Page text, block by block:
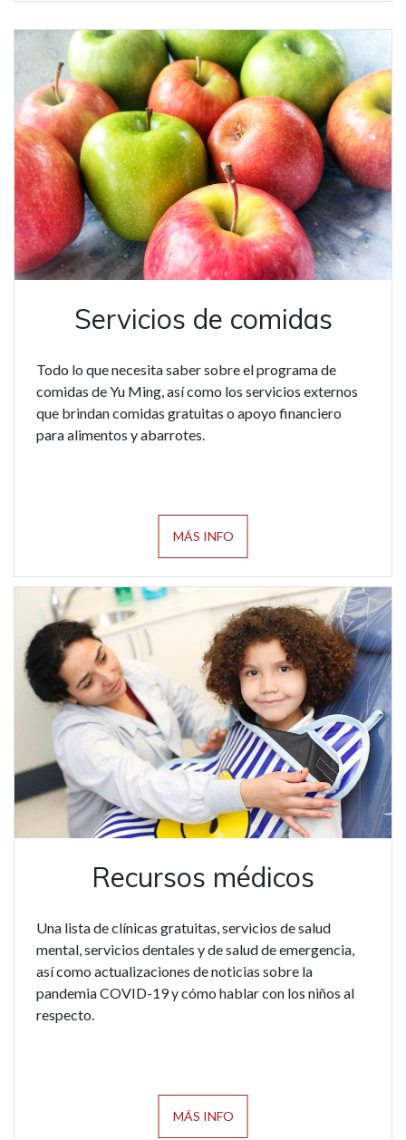
Servicios de comidas
Todo lo que necesita saber sobre el programa de
comidas de Yu Ming, así como los servicios externos
que brindan comidas gratuitas o apoyo financiero
para alimentos y abarrotes.
MÁS INFO
Recursos médicos
Una lista de clínicas gratuitas, servicios de salud
mental, servicios dentales y de salud de emergencia,
así como actualizaciones de noticias sobre la
pandemia COVID-19 y cómo hablar con los niños al
respecto.
MÁS INFO